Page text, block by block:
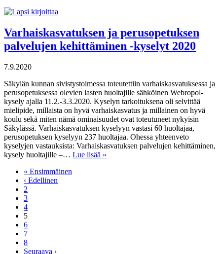
Varhaiskasvatuksen ja perusopetuksen
palvelujen kehittäminen -kyselyt 2020
7.9.2020
Säkylän kunnan sivistystoimessa toteutettiin varhaiskasvatuksessa ja
perusopetuksessa olevien lasten huoltajille sähköinen Webropol-
kysely ajalla 11.2.-3.3.2020. Kyselyn tarkoituksena oli selvittää
mielipide, millaista on hyvä varhaiskasvatus ja millainen on hyvä
koulu sekä miten nämä ominaisuudet ovat toteutuneet nykyisin
Säkylässä. Varhaiskasvatuksen kyselyyn vastasi 60 huoltajaa,
perusopetuksen kyselyyn 237 huoltajaa. Ohessa yhteenveto
kyselyjen vastauksista: Varhaiskasvatuksen palvelujen kehittäminen,
kysely huoltajille –… Lue lisää »
« Ensimmäinen
‹ Edellinen
2
3
4
5
6
7
8
Seuraava ›